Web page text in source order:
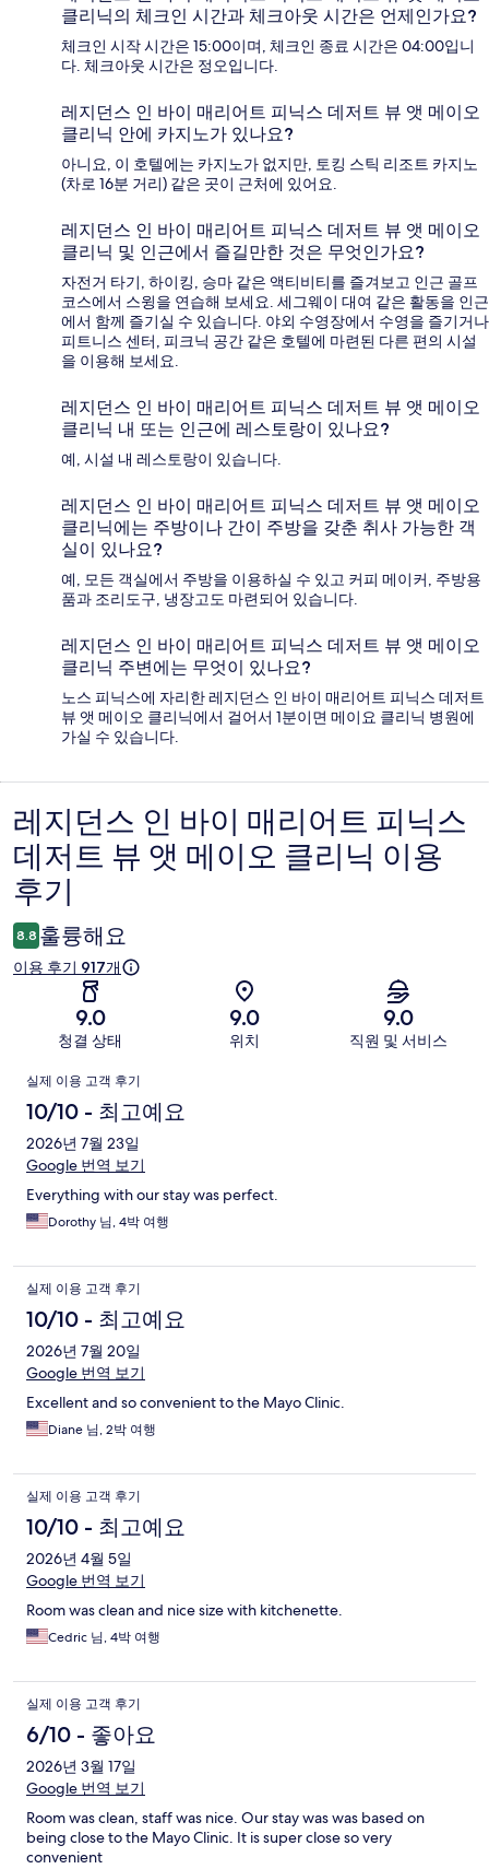
클리닉의 체크인 시간과 체크아웃 시간은 언제인가요?
체크인 시작 시간은 15:00이며, 체크인 종료 시간은 04:00입니
다. 체크아웃 시간은 정오입니다.
레지던스 인 바이 매리어트 피닉스 데저트 뷰 앳 메이오
클리닉 안에 카지노가 있나요?
아니요, 이 호텔에는 카지노가 없지만, 토킹 스틱 리조트 카지노
(차로 16분 거리) 같은 곳이 근처에 있어요.
레지던스 인 바이 매리어트 피닉스 데저트 뷰 앳 메이오
클리닉 및 인근에서 즐길만한 것은 무엇인가요?
자전거 타기, 하이킹, 승마 같은 액티비티를 즐겨보고 인근 골프
코스에서 스윙을 연습해 보세요. 세그웨이 대여 같은 활동을 인근
에서 함께 즐기실 수 있습니다. 야외 수영장에서 수영을 즐기거나
피트니스 센터, 피크닉 공간 같은 호텔에 마련된 다른 편의 시설
을 이용해 보세요.
레지던스 인 바이 매리어트 피닉스 데저트 뷰 앳 메이오
클리닉 내 또는 인근에 레스토랑이 있나요?
예, 시설 내 레스토랑이 있습니다.
레지던스 인 바이 매리어트 피닉스 데저트 뷰 앳 메이오
클리닉에는 주방이나 간이 주방을 갖춘 취사 가능한 객
실이 있나요?
예, 모든 객실에서 주방을 이용하실 수 있고 커피 메이커, 주방용
품과 조리도구, 냉장고도 마련되어 있습니다.
레지던스 인 바이 매리어트 피닉스 데저트 뷰 앳 메이오
클리닉 주변에는 무엇이 있나요?
노스 피닉스에 자리한 레지던스 인 바이 매리어트 피닉스 데저트
뷰 앳 메이오 클리닉에서 걸어서 1분이면 메이요 클리닉 병원에
가실 수 있습니다.
이
용
후
기
레지던스 인 바이 매리어트 피닉스
데저트 뷰 앳 메이오 클리닉 이용
후기
8.8 훌륭해요
이용 후기 917개
9.0
청결 상태
9.0
위치
9.0
직원 및 서비스
이
용
후
기
실제 이용 고객 후기
10/10 - 최고예요
2026년 7월 23일
Google 번역 보기
Everything with our stay was perfect.
Dorothy 님, 4박 여행
실제 이용 고객 후기
10/10 - 최고예요
2026년 7월 20일
Google 번역 보기
Excellent and so convenient to the Mayo Clinic.
Diane 님, 2박 여행
실제 이용 고객 후기
10/10 - 최고예요
2026년 4월 5일
Google 번역 보기
Room was clean and nice size with kitchenette.
Cedric 님, 4박 여행
실제 이용 고객 후기
6/10 - 좋아요
2026년 3월 17일
Google 번역 보기
Room was clean, staff was nice. Our stay was was based on
being close to the Mayo Clinic. It is super close so very
convenient